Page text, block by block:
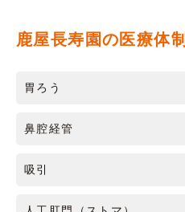
鹿屋長寿園の医療体制
胃ろう
鼻腔経管
吸引